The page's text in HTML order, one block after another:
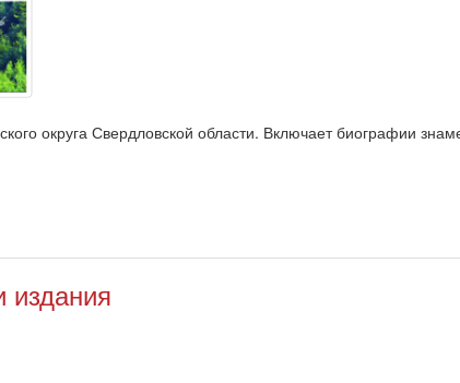
округа Свердловской области. Включает биографии
издания